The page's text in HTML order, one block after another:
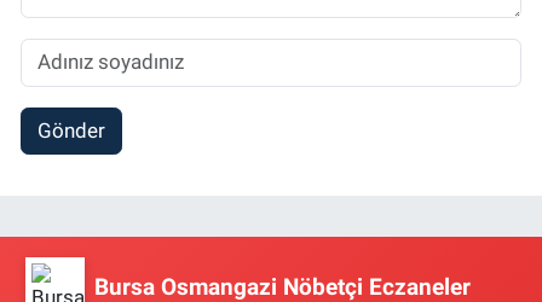
Gönder
Bursa Osmangazi Nöbetçi Eczaneler